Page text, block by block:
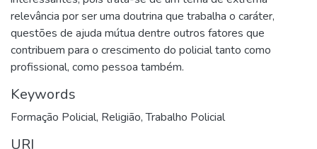
relevância por ser uma doutrina que trabalha o caráter,
questões de ajuda mútua dentre outros fatores que
contribuem para o crescimento do policial tanto como
profissional, como pessoa também.
Keywords
Formação Policial, Religião,Trabalho Policial
URI